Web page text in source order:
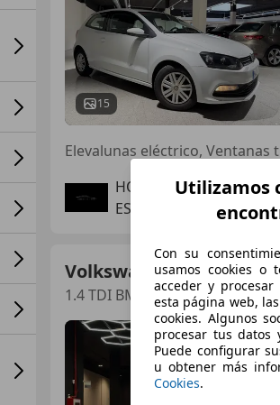
15
Elevalunas eléctrico, Ventanas
HOUSE OF CARS
ES-08940 CORNELLA DE
Volkswagen Polo
1.4 TDI BMT Sport 66kW
Utilizamos
Con su
usamos cookies o
acceder y
esta página web,
cookies. Algunos
procesar tus datos
Puede configurar
u obtener más
Cookies.